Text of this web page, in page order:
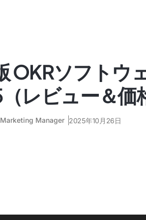
OKRソフトウ
レビュー＆価
Manager 2025年10月26日